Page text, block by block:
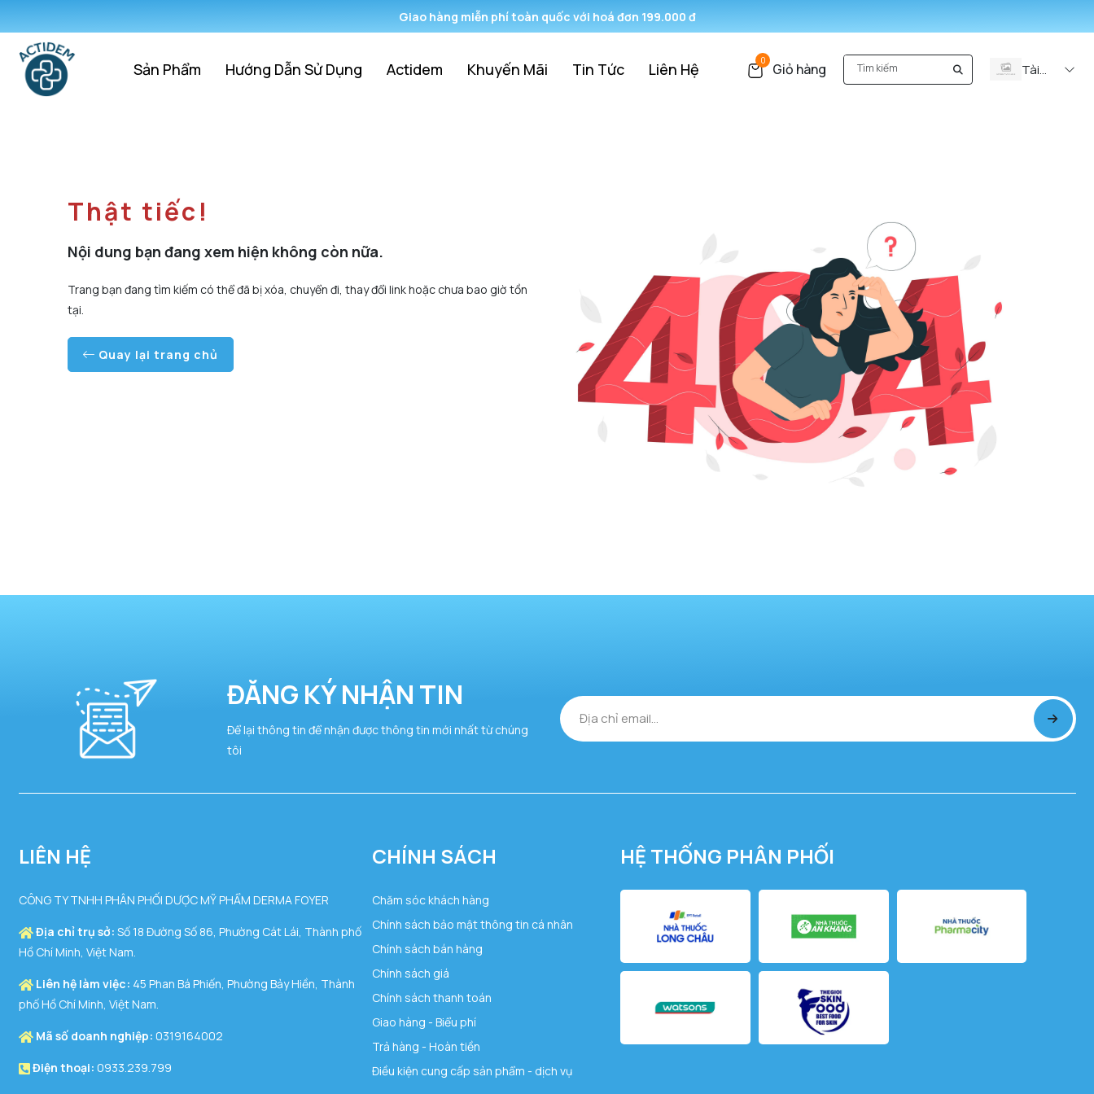
Giao hàng miễn phí toàn quốc với hoá đơn 199.000 đ
Sản Phẩm Hướng Dẫn Sử Dụng Actidem Khuyến Mãi Tin Tức Liên Hệ 0 Giỏ hàng
Tài
Thật tiếc!
Nội dung bạn đang xem hiện không còn nữa.
Trang bạn đang tìm kiếm có thể đã bị xóa, chuyển đi, thay đổi link hoặc chưa bao giờ tồn
tại.
Quay lại trang chủ
ĐĂNG KÝ NHẬN TIN
Để lại thông tin để nhận được thông tin mới nhất từ chúng
tôi
LIÊN HỆ
CÔNG TY TNHH PHÂN PHỐI DƯỢC MỸ PHẨM DERMA FOYER
Địa chỉ trụ sở: Số 18 Đường Số 86, Phường Cát Lái, Thành phố
Hồ Chí Minh, Việt Nam.
Liên hệ làm việc: 45 Phan Bá Phiến, Phường Bảy Hiền, Thành
phố Hồ Chí Minh, Việt Nam.
Mã số doanh nghiệp: 0319164002
Điện thoại: 0933.239.799
CHÍNH SÁCH
Chăm sóc khách hàng
Chính sách bảo mật thông tin cá nhân
Chính sách bán hàng
Chính sách giá
Chính sách thanh toán
Giao hàng - Biểu phí
Trả hàng - Hoàn tiền
Điều kiện cung cấp sản phẩm - dịch vụ
HỆ THỐNG PHÂN PHỐI